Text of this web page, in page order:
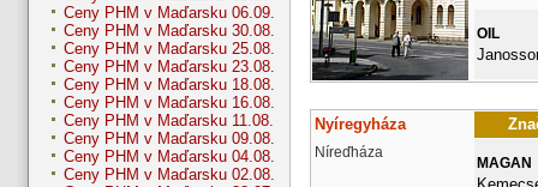
Ceny PHM v Maďarsku 06.09.
Ceny PHM v Maďarsku 30.08.
Ceny PHM v Maďarsku 25.08.
Ceny PHM v Maďarsku 23.08.
Ceny PHM v Maďarsku 18.08.
Ceny PHM v Maďarsku 16.08.
Ceny PHM v Maďarsku 11.08.
Ceny PHM v Maďarsku 09.08.
Ceny PHM v Maďarsku 04.08.
Ceny PHM v Maďarsku 02.08.
OIL
Nyíregyháza
Níreďháza
MAGAN